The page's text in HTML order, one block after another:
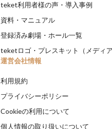
teket利用者様の声・導入事例
資料・マニュアル
登録済み劇場・ホール一覧
teketロゴ・プレスキット（メディア
運営会社情報
利用規約
プライバシーポリシー
Cookieの利用について
個人情報の取り扱いについて